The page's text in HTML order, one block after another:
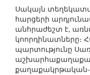
Սակայն
հարցերի
անհրաժեշտ է,
կոորդինատները։
պարտությունը
քաղաքակրթական-